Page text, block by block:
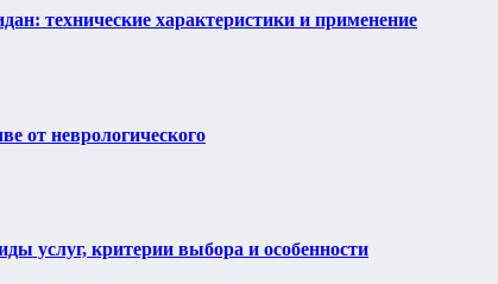
технические характеристики и применение
от неврологического
услуг, критерии выбора и особенности